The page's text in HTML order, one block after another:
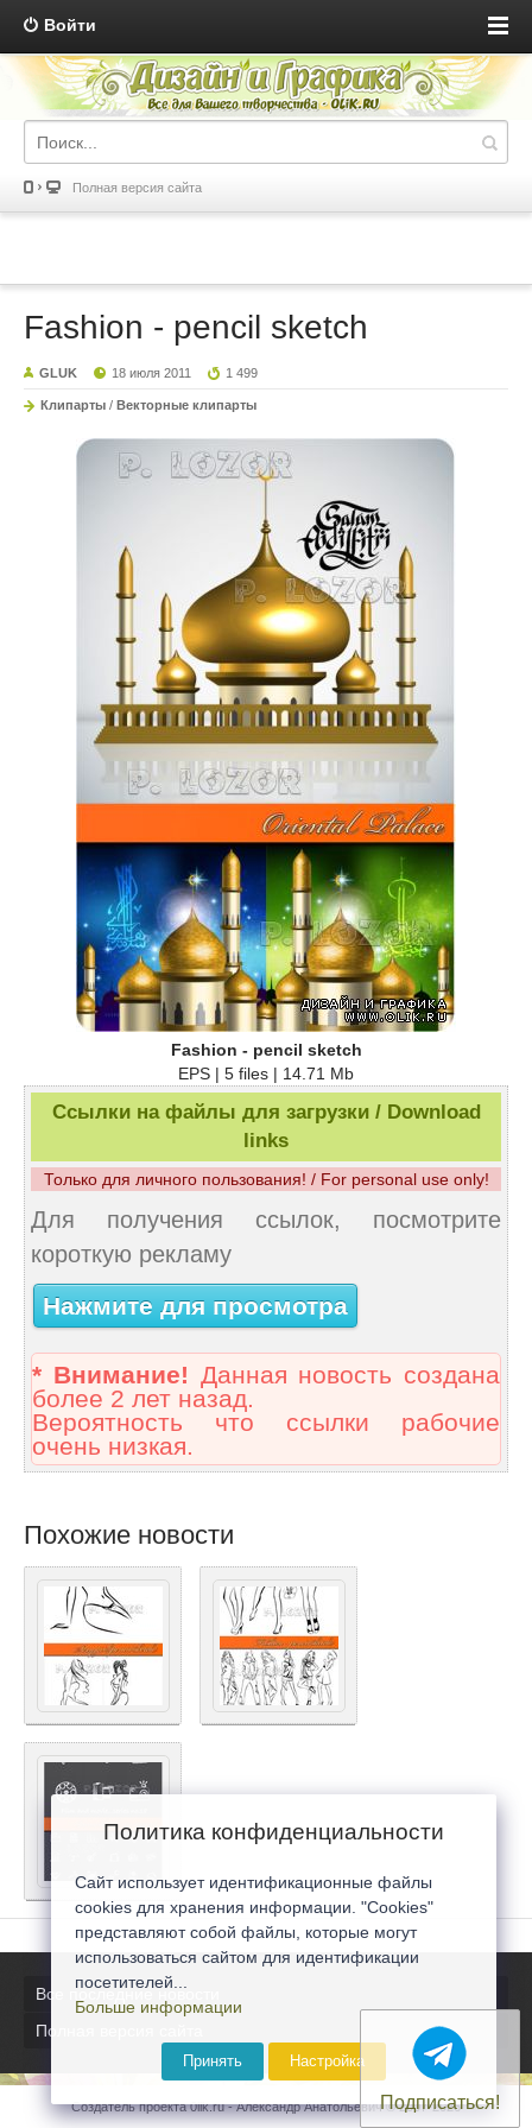
Войти
Полная версия сайта
Fashion - pencil sketch
GLUK 18 июля 2011 1 499
Клипарты / Векторные клипарты
Fashion - pencil sketch
EPS | 5 files | 14.71 Mb
Ссылки на файлы для загрузки / Download
links
Только для личного пользования! / For personal use only!
Для получения ссылок, посмотрите
короткую рекламу
Нажмите для просмотра
* Внимание! Данная новость создана
более 2 лет назад.
Вероятность что ссылки рабочие
очень низкая.
Похожие новости
Все последние новости
Полная версия сайта
Создатель проекта 0lik.ru - Александр Анатольевич © 2007-2026
Подписаться!
Политика конфиденциальности
Сайт использует идентификационные файлы
cookies для хранения информации. "Cookies"
представляют собой файлы, которые могут
использоваться сайтом для идентификации
посетителей...
Больше информации
Принять Настройка